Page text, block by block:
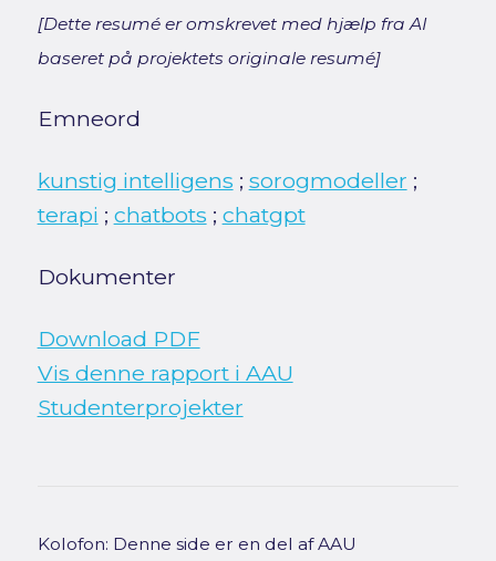
[Dette resumé er omskrevet med hjælp fra AI
baseret på projektets originale resumé]
Emneord
kunstig intelligens ; sorogmodeller ;
terapi ; chatbots ; chatgpt
Dokumenter
Download PDF
Vis denne rapport i AAU
Studenterprojekter
Kolofon: Denne side er en del af AAU